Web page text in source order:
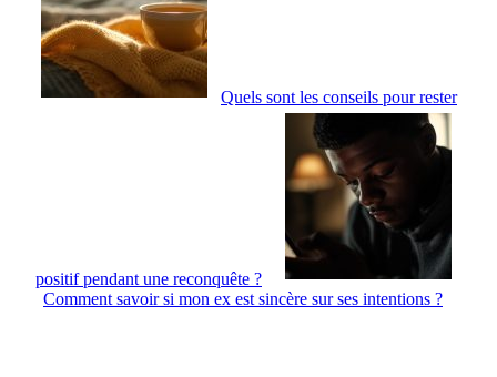
Quels sont les conseils pour rester
positif pendant une reconquête ?
Comment savoir si mon ex est sincère sur ses intentions ?